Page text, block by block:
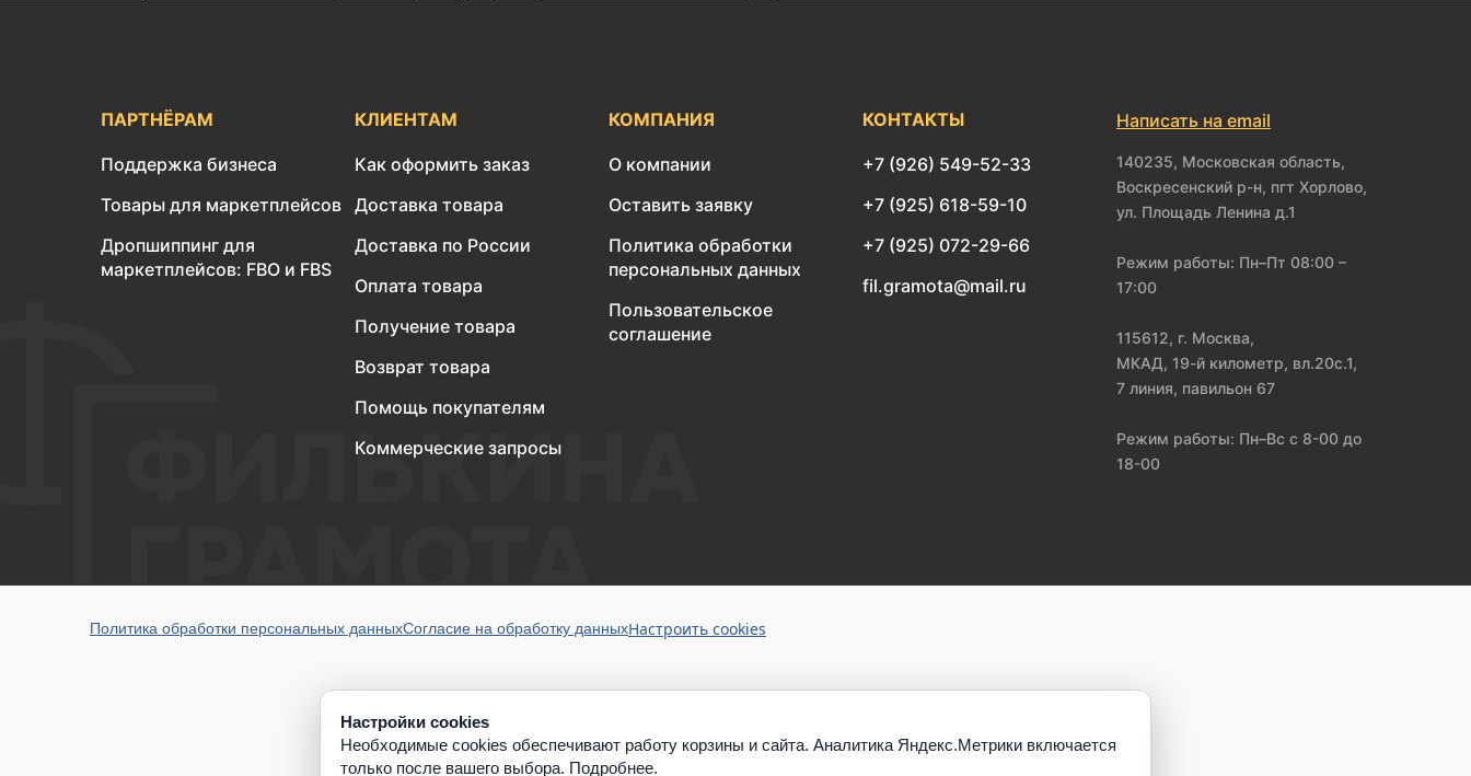
ПАРТНЁРАМ
Поддержка бизнеса
Товары для маркетплейсов
Дропшиппинг для
маркетплейсов: FBO и FBS
КЛИЕНТАМ
Как оформить заказ
Доставка товара
Доставка по России
Оплата товара
Получение товара
Возврат товара
Помощь покупателям
Коммерческие запросы
КОМПАНИЯ
О компании
Оставить заявку
Политика обработки
персональных данных
Пользовательское
соглашение
КОНТАКТЫ
+7 (926) 549-52-33
+7 (925) 618-59-10
+7 (925) 072-29-66
fil.gramota@mail.ru
Написать на email
140235, Московская область,
Воскресенский р-н, пгт Хорлово,
ул. Площадь Ленина д.1
Режим работы: Пн–Пт 08:00 –
17:00
115612, г. Москва,
МКАД, 19-й километр, вл.20с.1,
7 линия, павильон 67
Режим работы: Пн–Вс с 8-00 до
18-00
Политика обработки персональных данныхСогласие на обработку данныхНастроить cookies
Настройки cookies
Необходимые cookies обеспечивают работу корзины и сайта. Аналитика Яндекс.Метрики включается
только после вашего выбора. Подробнее.